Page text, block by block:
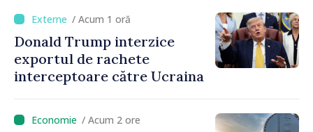
iar diaspora poate juca un
rol important în promovarea
și susținerea acestui
parcurs”
/ Acum 1 oră
Donald Trump interzice
exportul de rachete
interceptoare către Ucraina
/ Acum 2 ore